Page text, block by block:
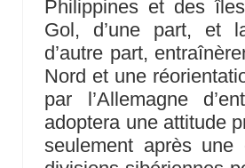
Philippines et des
Gol, d’une part, et
d’autre part,
Nord et une
par l’Allemagne
adoptera une attitude
seulement après une